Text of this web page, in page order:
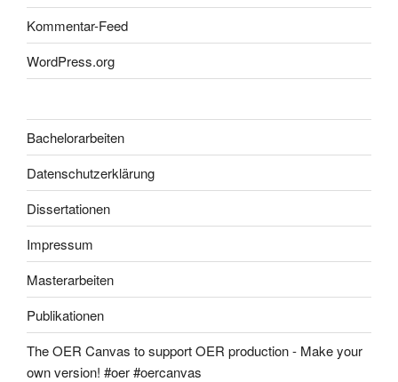
Kommentar-Feed
WordPress.org
Bachelorarbeiten
Datenschutzerklärung
Dissertationen
Impressum
Masterarbeiten
Publikationen
The OER Canvas to support OER production - Make your
own version! #oer #oercanvas